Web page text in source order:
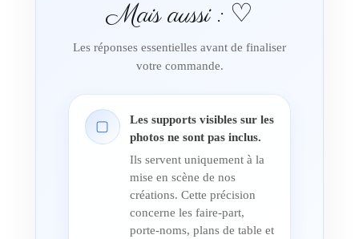
Mais aussi : ♡
Les réponses essentielles avant de finaliser
votre commande.
▢
Les supports visibles sur les
photos ne sont pas inclus.
Ils servent uniquement à la
mise en scène de nos
créations. Cette précision
concerne les faire-part,
porte-noms, plans de table et